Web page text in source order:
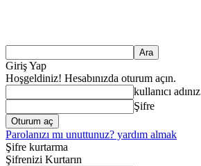
Giriş Yap
Hoşgeldiniz! Hesabınızda oturum açın.
kullanıcı adınız
Şifre
Parolanızı mı unuttunuz? yardım almak
Şifre kurtarma
Şifrenizi Kurtarın